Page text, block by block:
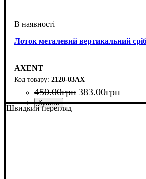
Лоток металевий вертикальний
AXENT
2120-03АХ
450.00грн 383.00грн
Швидкий перегляд